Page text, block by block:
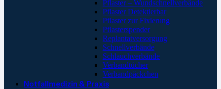
Pflaster – Wundschnellverbände
Pflaster Detektierbar
Pflaster zur Fixierung
Pflasterspender
Replantatversorgung
Schnellverbände
Schlauchverbände
Verbandtücher
Verbandpäckchen
Notfallmedizin & Praxis